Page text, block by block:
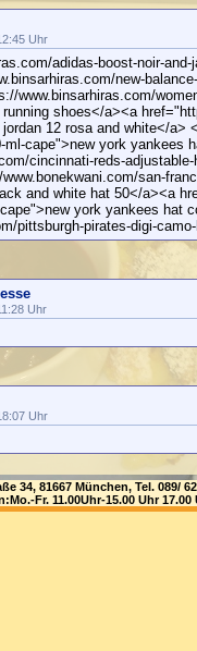
Uhr
adidas-boost-noir-
new-
www.binsarhiras.com/
shoes</a><a
12 rosa and white</a>
ml-cape">new york yankees
cincinnati-reds-
san-
and white hat 50</a><a
york yankees hat
pittsburgh-pirates-digi-
Uhr
Uhr
34, 81667 München, Tel.
Fr. 11.00Uhr-15.00 Uhr